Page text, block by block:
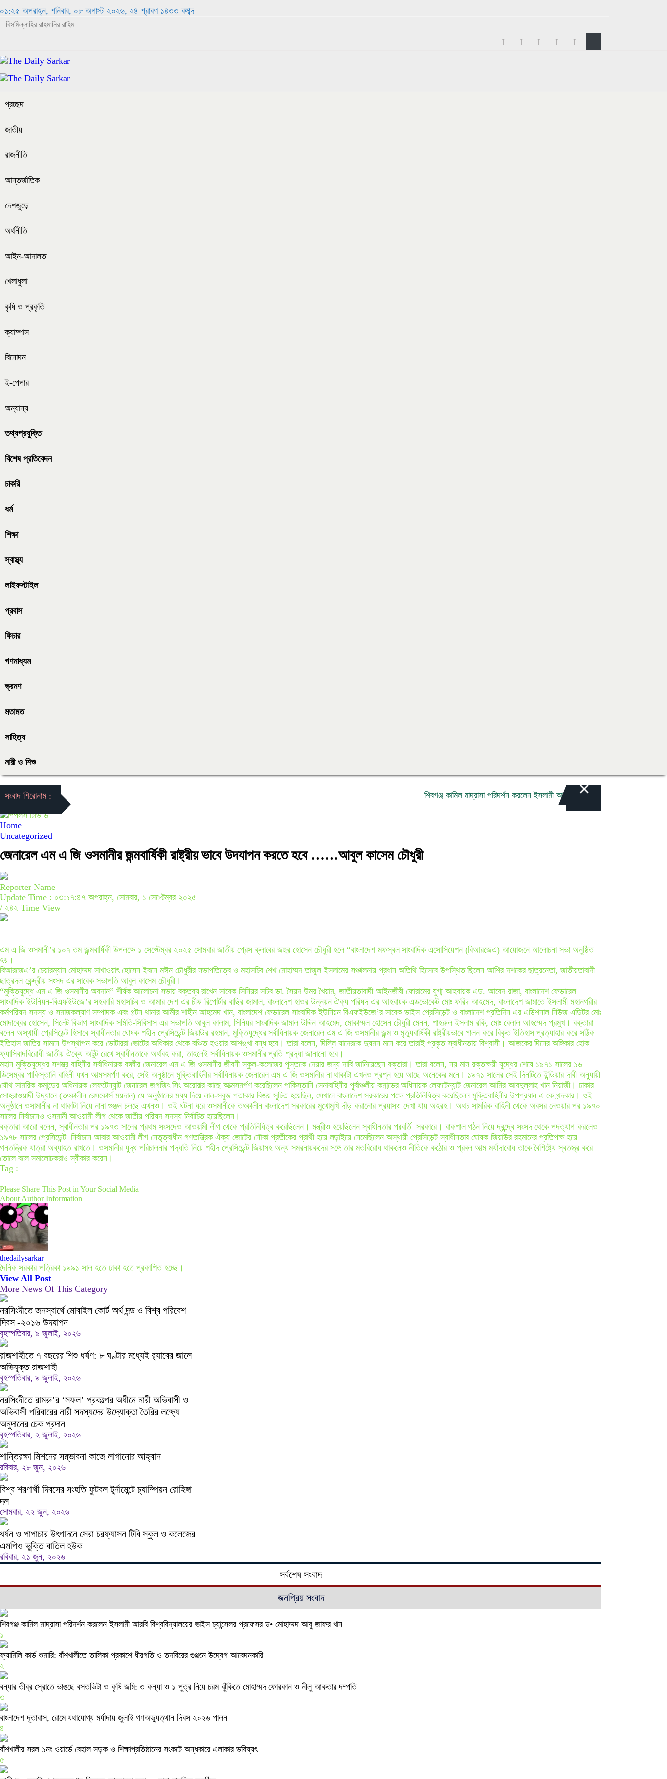
০১:২৫ অপরাহ্ন, শনিবার, ০৮ অগাস্ট ২০২৬, ২৪ শ্রাবণ ১৪৩৩ বঙ্গাব্দ
প্রচ্ছদ
জাতীয়
রাজনীতি
আন্তর্জাতিক
দেশজুড়ে
অর্থনীতি
আইন-আদালত
খেলাধুলা
কৃষি ও প্রকৃতি
ক্যাম্পাস
বিনোদন
ই-পেপার
অন্যান্য
তথ্যপ্রযুক্তি
বিশেষ প্রতিবেদন
চাকরি
ধর্ম
শিক্ষা
স্বাস্থ্য
লাইফস্টাইল
প্রবাস
ফিচার
গণমাধ্যম
ভ্রমণ
মতামত
সাহিত্য
নারী ও শিশু
সংবাদ শিরোনাম : শিবগঞ্জ কামিল মাদ্রাসা পরিদর্শন করলেন ইসলামী আরবি বিশ্ববিদ্যালয়ের ভাইস চ্যান্সেলর
×
Home
Uncategorized
জেনারেল এম এ জি ওসমানীর জন্মবার্ষিকী রাষ্ট্রীয় ভাবে উদযাপন করতে হবে ……আবুল কাসেম চৌধুরী
Reporter Name
Update Time : ০৩:১৭:৪৭ অপরাহ্ন, সোমবার, ১ সেপ্টেম্বর ২০২৫
/ ২৪২ Time View
এম এ জি ওসমানী’র ১০৭ তম জন্মবার্ষিকী উপলক্ষে ১ সেপ্টেম্বর ২০২৫ সোমবার জাতীয় প্রেস ক্লাবের জহুর হোসেন চৌধুরী হলে “বাংলাদেশ মফস্বল সাংবাদিক এসোসিয়েশন (বিআরজেএ) আয়োজনে আলোচনা সভা অনুষ্ঠিত
হয়।
বিআরজেএ’র চেয়ারম্যান মোহাম্মদ সাখাওয়াৎ হোসেন ইবনে মঈন চৌধুরীর সভাপতিত্বে ও মহাসচিব শেখ মোহাম্মদ তাজুল ইসলামের সঞ্চালনায় প্রধান অতিথি হিসেবে উপস্থিত ছিলেন আশির দশকের ছাত্রনেতা, জাতীয়তাবাদী
ছাত্রদল কেন্দ্রীয় সংসদ এর সাবেক সভাপতি আবুল কাসেম চৌধুরী।
“মুক্তিযুদ্ধে এম এ জি ওসমানীর অবদান” শীর্ষক আলোচনা সভায় বক্তব্য রাখেন সাবেক সিনিয়র সচিব ডা. সৈয়দ উমর খৈয়াম, জাতীয়তাবাদী আইনজীবী ফোরামের যুগ্ম আহবায়ক এড. আবেদ রাজা, বাংলাদেশ ফেডারেল
সাংবাদিক ইউনিয়ন-বিএফইউজে’র সহকারি মহাসচিব ও আমার দেশ এর চীফ রিপোর্টার বাছির জামাল, বাংলাদেশ হাওর উন্নয়ন ঐক্য পরিষদ এর আহবায়ক এডভোকেট মোঃ ফরিদ আহমেদ, বাংলাদেশ জামাতে ইসলামী মহানগরীর
কর্মপরিষদ সদস্য ও সমাজকল্যাণ সম্পাদক এবং পল্টন থানার আমীর শাহীন আহমেদ খান, বাংলাদেশ ফেডারেল সাংবাদিক ইউনিয়ন বিএফইউজে’র সাবেক ভাইস প্রেসিডেন্ট ও বাংলাদেশ প্রতিদিন এর এডিশনাল নিউজ এডিটর মোঃ
মোদাব্বের হোসেন, সিলেট বিভাগ সাংবাদিক সমিতি-সিবিসাস এর সভাপতি আবুল কালাম, সিনিয়র সাংবাদিক জামাল উদ্দিন আহমেদ, মোকাম্মল হোসেন চৌধুরী মেনন, শাহরুল ইসলাম রকি, মোঃ বেলাল আহম্মেদ প্রমুখ। বক্তারা
বলেন অস্থায়ী প্রেসিডেন্ট হিসাবে স্বাধীনতার ঘোষক শহীদ প্রেসিডেন্ট জিয়াউর রহমান, মুক্তিযুদ্ধের সর্বাধিনায়ক জেনারেল এম এ জি ওসমানীর জন্ম ও মৃত্যুবার্ষিকী রাষ্ট্রীয়ভাবে পালন করে বিকৃত ইতিহাস প্রত্যাহার করে সঠিক
ইতিহাস জাতির সামনে উপস্থাপন করে ভোটাররা ভোটের অধিকার থেকে বঞ্চিত হওয়ার আশঙ্খা বন্ধ হবে। তারা বলেন, দিল্লি যাদেরকে দুষমন মনে করে তারাই প্রকৃত স্বাধীনতায় বিশ্বাসী। আজকের দিনের অঙ্গিকার হোক
ফ্যাসিবাদবিরোধী জাতীয় ঐক্যে অটুট রেখে স্বাধীনতাকে অর্থবহ করা, তাহলেই সর্বাধিনায়ক ওসমানীর প্রতি শ্রদ্ধা জানানো হবে।
মহান মুক্তিযুদ্ধের সশস্ত্র বাহিনীর সর্বাধিনায়ক বঙ্গবীর জেনারেল এম এ জি ওসমানীর জীবনী স্কুল-কলেজের পুস্তকে দেয়ার জন্য দাবি জানিয়েছেন বক্তারা। তারা বলেন, নয় মাস রক্তক্ষয়ী যুদ্ধের শেষে ১৯৭১ সালের ১৬
ডিসেম্বর পাকিস্তানি বাহিনী যখন আত্মসমর্পণ করে, সেই অনুষ্ঠানে মুক্তিবাহিনীর সর্বাধিনায়ক জেনারেল এম এ জি ওসমানীর না থাকাটা এখনও প্রশ্ন হয়ে আছে অনেকের মনে। ১৯৭১ সালের সেই দিনটিতে ইন্ডিয়ার দাবী অনুযায়ী
যৌথ সামরিক কমান্ডের অধিনায়ক লেফটেন্যান্ট জেনারেল জগজিৎ সিং অরোরার কাছে আত্মসমর্পণ করেছিলেন পাকিস্তানি সেনাবাহিনীর পূর্বাঞ্চলীয় কমান্ডের অধিনায়ক লেফটেন্যান্ট জেনারেল আমির আবদুল্লাহ খান নিয়াজী। ঢাকার
সোহরাওয়ার্দী উদ্যানে (তৎকালীন রেসকোর্স ময়দান) যে অনুষ্ঠানের মধ্য দিয়ে লাল-সবুজ পতাকার বিজয় সূচিত হয়েছিল, সেখানে বাংলাদেশ সরকারের পক্ষে প্রতিনিধিত্ব করেছিলেন মুক্তিবাহিনীর উপপ্রধান এ কে খন্দকার। ওই
অনুষ্ঠানে ওসামানীর না থাকাটা নিয়ে নানা গুঞ্জন চলছে এখনও। ওই ঘটনা ধরে ওসমানীকে তৎকালীন বাংলাদেশ সরকারের মুখোমুখি দাঁড় করানোর প্রয়াসও দেখা যায় অহরহ। অথচ সামরিক বাহিনী থেকে অবসর নেওয়ার পর ১৯৭০
সালের নির্বাচনেও ওসমানী আওয়ামী লীগ থেকে জাতীয় পরিষদ সদস্য নির্বাচিত হয়েছিলেন।
বক্তারা আরো বলেন, স্বাধীনতার পর ১৯৭৩ সালের প্রথম সংসদেও আওয়ামী লীগ থেকে প্রতিনিধিত্ব করেছিলেন। মন্ত্রীও হয়েছিলেন স্বাধীনতার পরবর্তি সরকারে। বাকশাল গঠন নিয়ে দ্বন্দ্বে সংসদ থেকে পদত্যাগ করলেও
১৯৭৮ সালের প্রেসিডেন্ট নির্বাচনে আবার আওয়ামী লীগ নেতৃত্বাধীন গণতান্ত্রিক ঐক্য জোটের নৌকা প্রতীকের প্রার্থী হয়ে লড়াইয়ে নেমেছিলেন অস্থায়ী প্রেসিডেন্ট স্বাধীনতার ঘোষক জিয়াউর রহমানের প্রতিপক্ষ হয়ে
গনতন্ত্রিক যাত্রা অব্যাহত রাখতে। ওসমানীর যুদ্ধ পরিচালনার পদ্ধতি নিয়ে শহীদ প্রেসিডেন্ট জিয়াসহ অন্য সমরনায়কদের সঙ্গে তার মতবিরোধ থাকলেও নীতিকে কঠোর ও প্রবল আত্ম মর্যাদাবোধ তাকে বৈশিষ্ট্যে স্বতস্ত্র করে
তোলে বলে সমালোচকরাও স্বীকার করেন।
Tag :
Please Share This Post in Your Social Media
About Author Information
thedailysarkar
দৈনিক সরকার পত্রিকা ১৯৯১ সাল হতে ঢাকা হতে প্রকাশিত হচ্ছে।
View All Post
More News Of This Category
নরসিংদীতে জনস্বার্থে মোবাইল কোর্ট অর্থ দন্ড ও বিশ্ব পরিবেশ
দিবস -২০১৬ উদযাপন
বৃহস্পতিবার, ৯ জুলাই, ২০২৬
রাজশাহীতে ৭ বছরের শিশু ধর্ষণ: ৮ ঘণ্টার মধ্যেই র‍্যাবের জালে
অভিযুক্ত রাজশাহী
বৃহস্পতিবার, ৯ জুলাই, ২০২৬
নরসিংদীতে রামরু’র ‘সফল’ প্রকল্পের অধীনে নারী অভিবাসী ও
অভিবাসী পরিবারের নারী সদস্যদের উদ্যোক্তা তৈরির লক্ষ্যে
অনুদানের চেক প্রদান
বৃহস্পতিবার, ২ জুলাই, ২০২৬
শান্তিরক্ষা মিশনের সম্ভাবনা কাজে লাগানোর আহ্বান
রবিবার, ২৮ জুন, ২০২৬
বিশ্ব শরণার্থী দিবসের সংহতি ফুটবল টুর্নামেন্টে চ্যাম্পিয়ন রোহিঙ্গা
দল
সোমবার, ২২ জুন, ২০২৬
ধর্ষন ও পাপাচার উৎপাদনে সেরা চরফ্যাসন টিবি স্কুল ও কলেজের
এমপিও ভুক্তি বাতিল হউক
রবিবার, ২১ জুন, ২০২৬
সর্বশেষ সংবাদ
জনপ্রিয় সংবাদ
শিবগঞ্জ কামিল মাদ্রাসা পরিদর্শন করলেন ইসলামী আরবি বিশ্ববিদ্যালয়ের ভাইস চ্যান্সেলর প্রফেসর ড• মোহাম্মদ আবু জাফর খান
১
ফ্যামিলি কার্ড শুমারি: বাঁশখালীতে তালিকা প্রকাশে ধীরগতি ও তদবিরের গুঞ্জনে উদ্বেগ আবেদনকারি
২
বন্যার তীব্র স্রোতে ভাঙছে বসতভিটা ও কৃষি জমি: ৩ কন্যা ও ১ পুত্র নিয়ে চরম ঝুঁকিতে মোহাম্মদ ফোরকান ও নীলু আকতার দম্পতি
৩
বাংলাদেশ দূতাবাস, রোমে যথাযোগ্য মর্যাদায় জুলাই গণঅভ্যুত্থান দিবস ২০২৬ পালন
৪
বাঁশখালীর সরল ১নং ওয়ার্ডে বেহাল সড়ক ও শিক্ষাপ্রতিষ্ঠানের সংকটে অন্ধকারে এলাকার ভবিষ্যৎ
৫